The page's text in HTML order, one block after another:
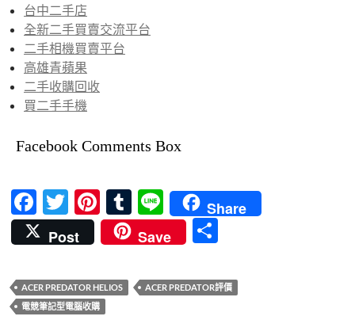
台中二手店
全新二手買賣交流平台
二手相機買賣平台
高雄青蘋果
二手收購回收
買二手手機
Facebook Comments Box
F
ac
e
b
o
T
w
itt
er
Pi
nt
er
es
t
T
u
m
bl
r
Li
n
e
Share
Post
Save
ACER PREDATOR HELIOS
ACER PREDATOR評價
電競筆記型電腦收購